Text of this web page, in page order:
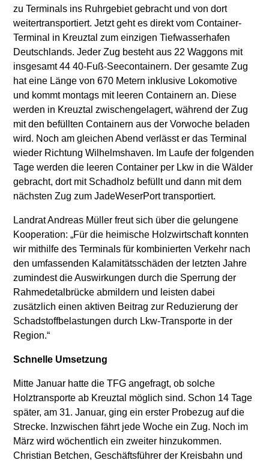
zu Terminals ins Ruhrgebiet gebracht und von dort
weitertransportiert. Jetzt geht es direkt vom Container-
Terminal in Kreuztal zum einzigen Tiefwasserhafen
Deutschlands. Jeder Zug besteht aus 22 Waggons mit
insgesamt 44 40-Fuß-Seecontainern. Der gesamte Zug
hat eine Länge von 670 Metern inklusive Lokomotive
und kommt montags mit leeren Containern an. Diese
werden in Kreuztal zwischengelagert, während der Zug
mit den befüllten Containern aus der Vorwoche beladen
wird. Noch am gleichen Abend verlässt er das Terminal
wieder Richtung Wilhelmshaven. Im Laufe der folgenden
Tage werden die leeren Container per Lkw in die Wälder
gebracht, dort mit Schadholz befüllt und dann mit dem
nächsten Zug zum JadeWeserPort transportiert.
Landrat Andreas Müller freut sich über die gelungene
Kooperation: „Für die heimische Holzwirtschaft konnten
wir mithilfe des Terminals für kombinierten Verkehr nach
den umfassenden Kalamitätsschäden der letzten Jahre
zumindest die Auswirkungen durch die Sperrung der
Rahmedetalbrücke abmildern und leisten dabei
zusätzlich einen aktiven Beitrag zur Reduzierung der
Schadstoffbelastungen durch Lkw-Transporte in der
Region.“
Schnelle Umsetzung
Mitte Januar hatte die TFG angefragt, ob solche
Holztransporte ab Kreuztal möglich sind. Schon 14 Tage
später, am 31. Januar, ging ein erster Probezug auf die
Strecke. Inzwischen fährt jede Woche ein Zug. Noch im
März wird wöchentlich ein zweiter hinzukommen.
Christian Betchen, Geschäftsführer der Kreisbahn und